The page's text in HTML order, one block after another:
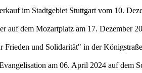
im Stadtgebiet Stuttgart vom 10.
auf dem Mozartplatz am 17. Dezember
und Solidarität" in der
am 06. April 2024 auf dem